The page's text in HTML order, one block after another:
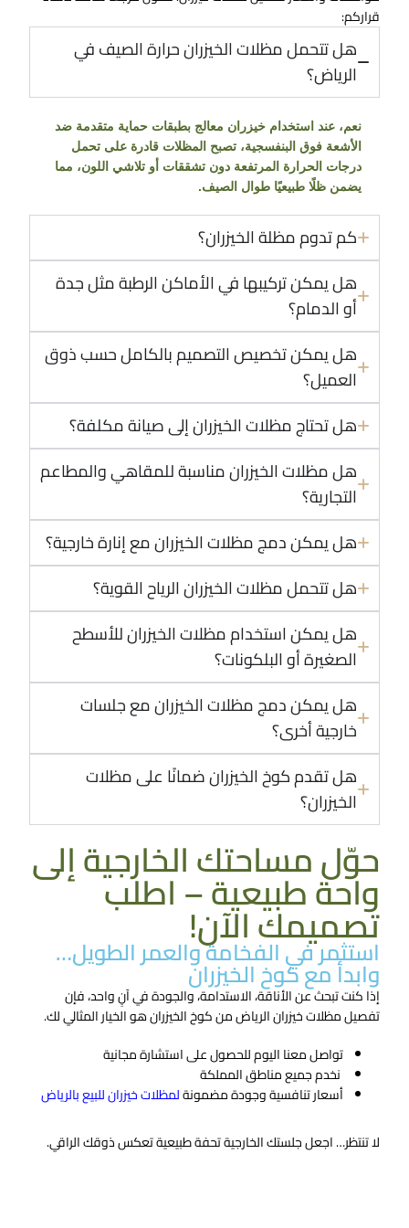
قراركم:
هل تتحمل مظلات الخيزران حرارة الصيف في
الرياض؟
نعم، عند استخدام خيزران معالج بطبقات حماية متقدمة ضد
الأشعة فوق البنفسجية، تصبح المظلات قادرة على تحمل
درجات الحرارة المرتفعة دون تشققات أو تلاشي اللون، مما
يضمن ظلًا طبيعيًا طوال الصيف.
كم تدوم مظلة الخيزران؟
هل يمكن تركيبها في الأماكن الرطبة مثل جدة
أو الدمام؟
هل يمكن تخصيص التصميم بالكامل حسب ذوق
العميل؟
هل تحتاج مظلات الخيزران إلى صيانة مكلفة؟
هل مظلات الخيزران مناسبة للمقاهي والمطاعم
التجارية؟
هل يمكن دمج مظلات الخيزران مع إنارة خارجية؟
هل تتحمل مظلات الخيزران الرياح القوية؟
هل يمكن استخدام مظلات الخيزران للأسطح
الصغيرة أو البلكونات؟
هل يمكن دمج مظلات الخيزران مع جلسات
خارجية أخرى؟
هل تقدم كوخ الخيزران ضمانًا على مظلات
الخيزران؟
حوّل مساحتك الخارجية إلى
واحة طبيعية – اطلب
تصميمك الآن!
استثمر في الفخامة والعمر الطويل…
وابدأ مع كوخ الخيزران
إذا كنت تبحث عن الأناقة، الاستدامة، والجودة في آنٍ واحد، فإن
تفصيل مظلات خيزران الرياضمن كوخ الخيزران هو الخيار المثالي لك.
تواصل معنا اليوم للحصول على استشارة مجانية
نخدم جميع مناطق المملكة
أسعار تنافسية وجودة مضمونةلمظلات خيزران للبيع بالرياض
لا تنتظر… اجعل جلستك الخارجية تحفة طبيعية تعكس ذوقك الراقي.